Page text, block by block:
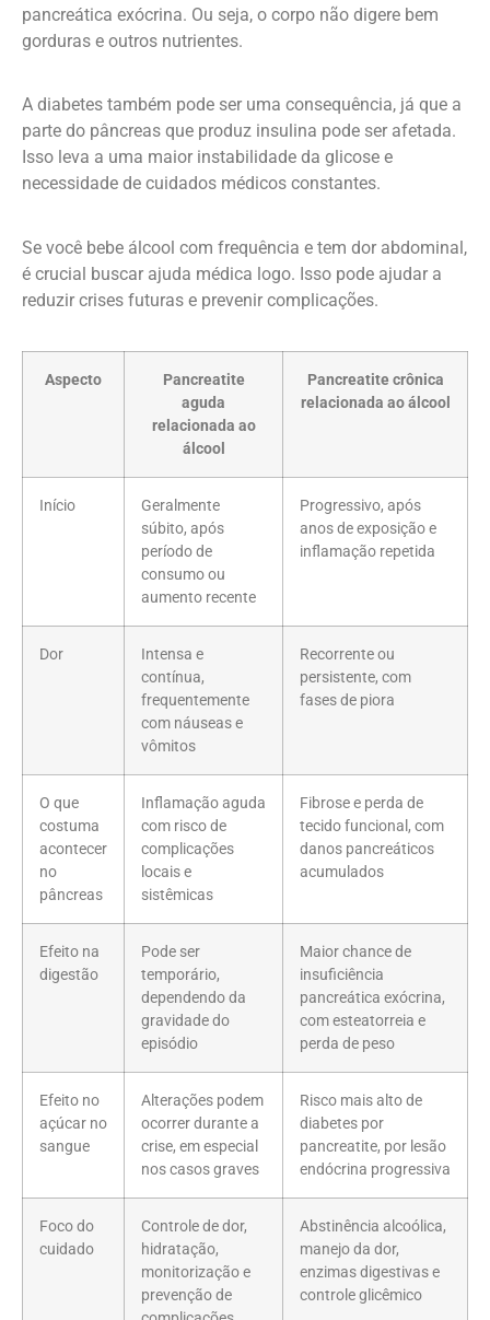
pancreática exócrina. Ou seja, o corpo não digere bem
gorduras e outros nutrientes.
A diabetes também pode ser uma consequência, já que a
parte do pâncreas que produz insulina pode ser afetada.
Isso leva a uma maior instabilidade da glicose e
necessidade de cuidados médicos constantes.
Se você bebe álcool com frequência e tem dor abdominal,
é crucial buscar ajuda médica logo. Isso pode ajudar a
reduzir crises futuras e prevenir complicações.
Aspecto
Pancreatite
aguda
relacionada ao
álcool
Pancreatite crônica
relacionada ao álcool
Início
Geralmente
súbito, após
período de
consumo ou
aumento recente
Progressivo, após
anos de exposição e
inflamação repetida
Dor
Intensa e
contínua,
frequentemente
com náuseas e
vômitos
Recorrente ou
persistente, com
fases de piora
O que
costuma
acontecer
no
pâncreas
Inflamação aguda
com risco de
complicações
locais e
sistêmicas
Fibrose e perda de
tecido funcional, com
danos pancreáticos
acumulados
Efeito na
digestão
Pode ser
temporário,
dependendo da
gravidade do
episódio
Maior chance de
insuficiência
pancreática exócrina,
com esteatorreia e
perda de peso
Efeito no
açúcar no
sangue
Alterações podem
ocorrer durante a
crise, em especial
nos casos graves
Risco mais alto de
diabetes por
pancreatite, por lesão
endócrina progressiva
Foco do
cuidado
Controle de dor,
hidratação,
monitorização e
prevenção de
Abstinência alcoólica,
manejo da dor,
enzimas digestivas e
controle glicêmico